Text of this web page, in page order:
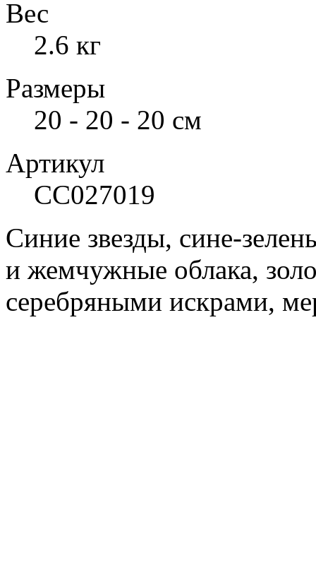
Вес
2.6 кг
Размеры
20 - 20 - 20 см
Артикул
СС027019
Синие звезды, сине-
и жемчужные облака,
серебряными искрами,